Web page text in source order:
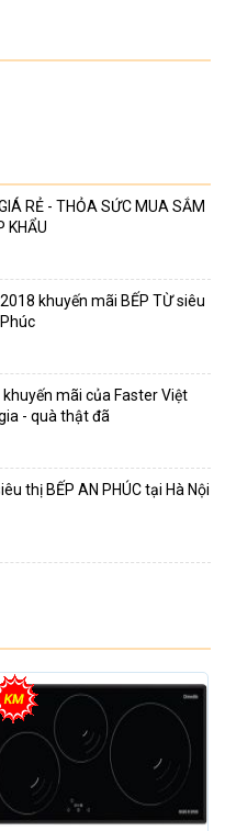
RẺ - THỎA SỨC MUA SẮM
KHẨU
khuyến mãi BẾP TỪ siêu
mãi của Faster Việt
- quà thật đã
thị BẾP AN PHÚC tại Hà Nội